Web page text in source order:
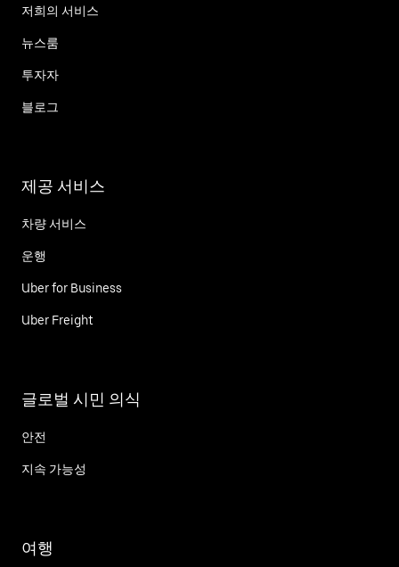
저희의 서비스
뉴스룸
투자자
블로그
제공 서비스
차량 서비스
운행
Uber for Business
Uber Freight
글로벌 시민 의식
안전
지속 가능성
여행